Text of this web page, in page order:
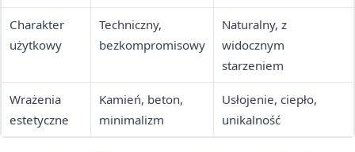
Charakter
użytkowy
Techniczny,
bezkompromisowy
Naturalny, z
widocznym
starzeniem
Wrażenia
estetyczne
Kamień, beton,
minimalizm
Usłojenie, ciepło,
unikalność